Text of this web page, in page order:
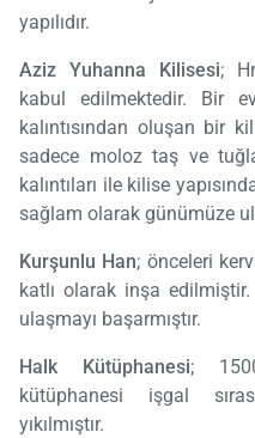
yapılıdır.
Aziz Yuhanna Kilisesi;
kabul edilmektedir. Bir
kalıntısından oluşan bir
sadece moloz taş ve
kalıntıları ile kilise
sağlam olarak günümüze
Kurşunlu Han; önceleri
katlı olarak inşa
ulaşmayı başarmıştır.
Halk Kütüphanesi;
kütüphanesi işgal
yıkılmıştır.